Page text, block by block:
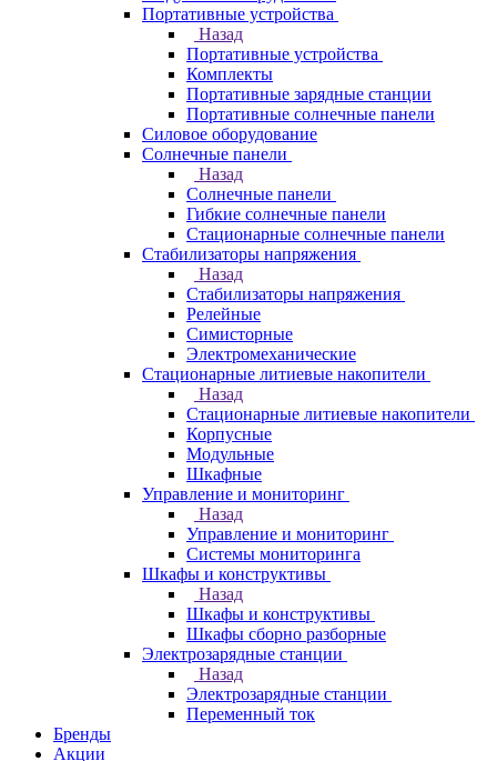
Портативные устройства
Назад
Портативные устройства
Комплекты
Портативные зарядные станции
Портативные солнечные панели
Силовое оборудование
Солнечные панели
Назад
Солнечные панели
Гибкие солнечные панели
Стационарные солнечные панели
Стабилизаторы напряжения
Назад
Стабилизаторы напряжения
Релейные
Симисторные
Электромеханические
Стационарные литиевые накопители
Назад
Стационарные литиевые накопители
Корпусные
Модульные
Шкафные
Управление и мониторинг
Назад
Управление и мониторинг
Системы мониторинга
Шкафы и конструктивы
Назад
Шкафы и конструктивы
Шкафы сборно разборные
Электрозарядные станции
Назад
Электрозарядные станции
Переменный ток
Бренды
Акции